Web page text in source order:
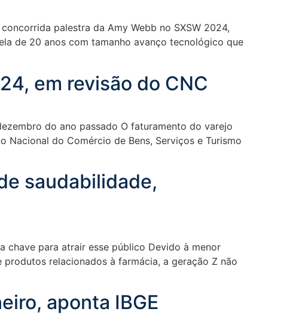
palestra da Amy Webb no SXSW 2024,
de 20 anos com tamanho avanço tecnológico que
em revisão do CNC
do ano passado O faturamento do varejo
Nacional do Comércio de Bens, Serviços e Turismo
saudabilidade,
chave para atrair esse público Devido à menor
relacionados à farmácia, a geração Z não
aponta IBGE